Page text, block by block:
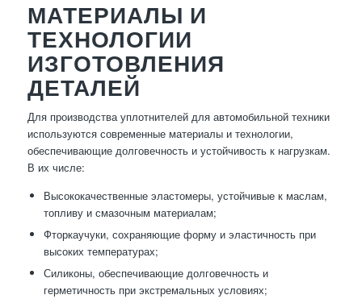
МАТЕРИАЛЫ И
ТЕХНОЛОГИИ
ИЗГОТОВЛЕНИЯ
ДЕТАЛЕЙ
Для производства уплотнителей для автомобильной техники
используются современные материалы и технологии,
обеспечивающие долговечность и устойчивость к нагрузкам.
В их числе:
Высококачественные эластомеры, устойчивые к маслам,
топливу и смазочным материалам;
Фторкаучуки, сохраняющие форму и эластичность при
высоких температурах;
Силиконы, обеспечивающие долговечность и
герметичность при экстремальных условиях;